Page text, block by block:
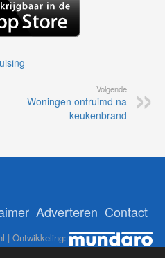
Volgende
Woningen ontruimd na
keukenbrand
Adverteren Contact
| Ontwikkeling: